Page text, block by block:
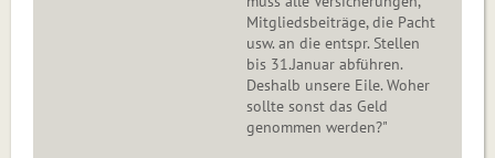
Mitgliedsbeiträge, die Pacht
usw. an die entspr. Stellen
bis 31.Januar abführen.
Deshalb unsere Eile. Woher
sollte sonst das Geld
genommen werden?"